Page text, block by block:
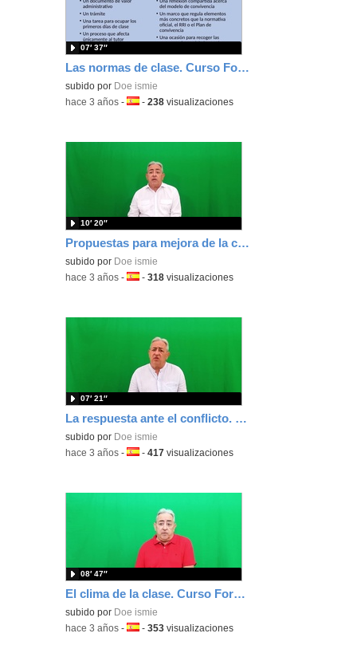
Las normas de clase. Curso Formación Básica Docente
subido por Doe ismie
07′ 37″
-hace 3 años -Idioma:
-238 visualizaciones
Propuestas para mejora de la convivencia. Curso Formación Básica Docente
subido por Doe ismie
10′ 20″
-hace 3 años -Idioma:
-318 visualizaciones
La respuesta ante el conflicto. Curso Formación Básica Docente
subido por Doe ismie
07′ 21″
-hace 3 años -Idioma:
-417 visualizaciones
El clima de la clase. Curso Formación Básica Docente
subido por Doe ismie
08′ 47″
-hace 3 años -Idioma:
-353 visualizaciones